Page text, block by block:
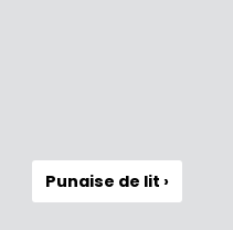
Punaise de lit ›